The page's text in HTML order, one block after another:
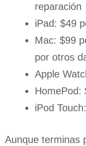
reparación
iPad: $49
Mac: $99
por otros
Apple
HomePod:
iPod
Aunque terminas